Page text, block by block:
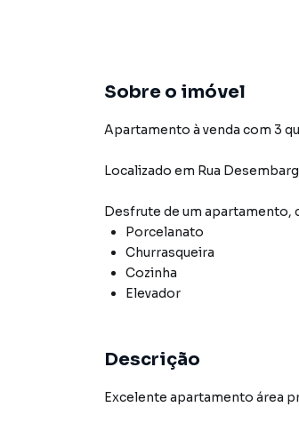
Sobre o imóvel
Apartamento à venda com 3
Localizado em Rua
Desfrute de um apartamento,
Porcelanato
Churrasqueira
Cozinha
Elevador
Descrição
Excelente apartamento área